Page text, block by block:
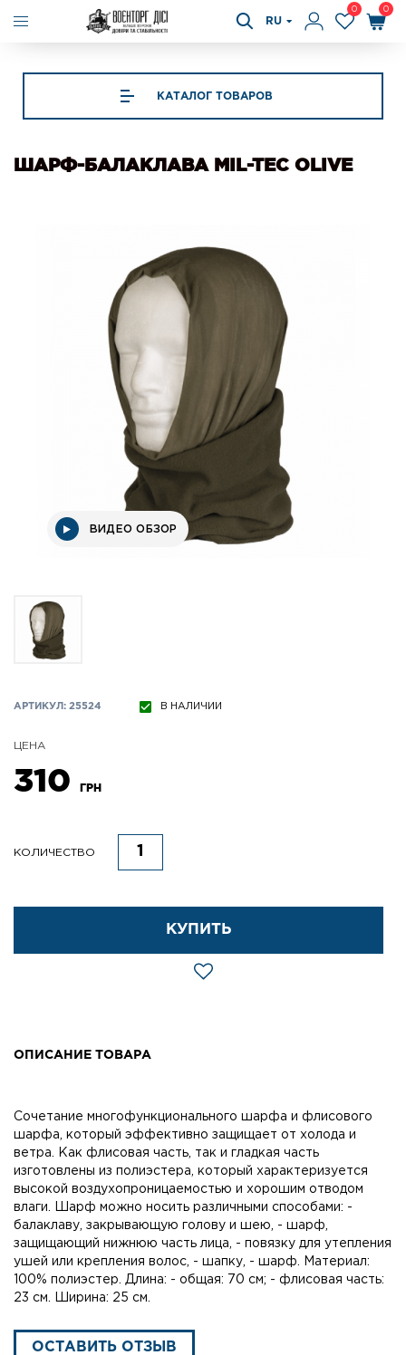
RU
0 0
КАТАЛОГ ТОВАРОВ
ШАРФ-БАЛАКЛАВА MIL-TEC OLIVE
ВИДЕО ОБЗОР
АРТИКУЛ: 25524 В НАЛИЧИИ
ЦЕНА
310 ГРН
КОЛИЧЕСТВО
КУПИТЬ
ОПИСАНИЕ ТОВАРА
Сочетание многофункционального шарфа и флисового
шарфа, который эффективно защищает от холода и
ветра. Как флисовая часть, так и гладкая часть
изготовлены из полиэстера, который характеризуется
высокой воздухопроницаемостью и хорошим отводом
влаги. Шарф можно носить различными способами: -
балаклаву, закрывающую голову и шею, - шарф,
защищающий нижнюю часть лица, - повязку для утепления
ушей или крепления волос, - шапку, - шарф. Материал:
100% полиэстер. Длина: - общая: 70 см; - флисовая часть:
23 см. Ширина: 25 см.
ОСТАВИТЬ ОТЗЫВ